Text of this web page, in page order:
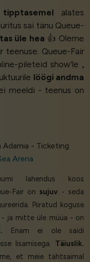
tipptasemel alates
sai tänu Queue-
üle hea 👍 Oleme
teenuse. Queue-Fair
pileteid show'le ,
löögi andma
meeldi - teenus on
Adamia - Ticketing
Arena
lahendus koos
Fair on sujuv - seda
Piiratud koguse
- ja mitte üle müüa - on
Enam ei ole saidi
lisamisega. Täiuslik.
et meie tähtsaimal